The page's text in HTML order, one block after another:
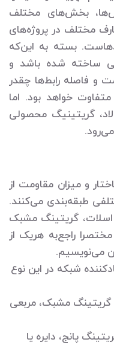
بخش‌های مختلف
مختلف در پروژه‌های
بسته به این‌که
ساخته شده باشد و
و فاصله رابط‌ها چقدر
خواهد بود. اما
گریتینیگ محصولی
و میزان مقاومت از
طبقه‌بندی می‌کنند.
گریتینگ مشبک
مختصرا راجع‌به هریک از
می‌نویسیم.
شبکه در این نوع
مشبک، مربعی
پانج، دایره یا